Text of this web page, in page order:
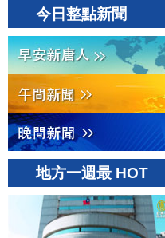
今日整點新聞
地方一週最 HOT